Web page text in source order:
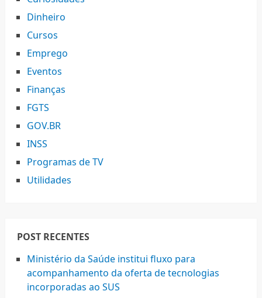
Dinheiro
Cursos
Emprego
Eventos
Finanças
FGTS
GOV.BR
INSS
Programas de TV
Utilidades
POST RECENTES
Ministério da Saúde institui fluxo para
acompanhamento da oferta de tecnologias
incorporadas ao SUS